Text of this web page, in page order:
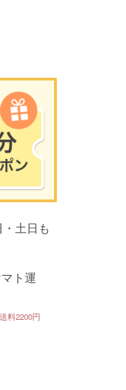
ト 手
仏具
す。
土日も
ト運
料2200円